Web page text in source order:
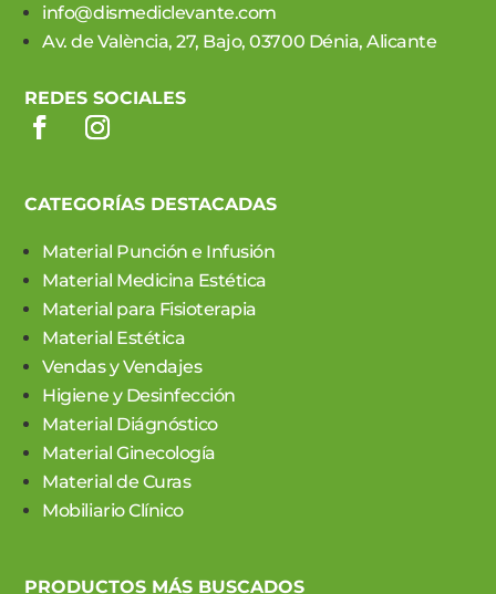
info@dismediclevante.com
Av. de València, 27, Bajo, 03700 Dénia, Alicante
REDES SOCIALES
CATEGORÍAS DESTACADAS
Material Punción e Infusión
Material Medicina Estética
Material para Fisioterapia
Material Estética
Vendas y Vendajes
Higiene y Desinfección
Material Diágnóstico
Material Ginecología
Material de Curas
Mobiliario Clínico
PRODUCTOS MÁS BUSCADOS